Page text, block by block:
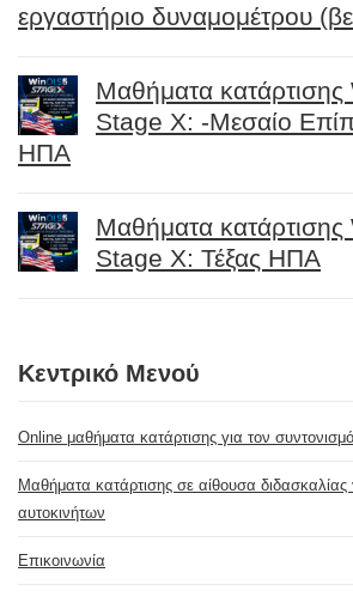
εργαστήριο δυναμομέτρου
Μαθήματα
Stage X: -Μεσαίο
ΗΠΑ
Μαθήματα
Stage X: Τέξας ΗΠΑ
Κεντρικό Μενού
Online μαθήματα κατάρτισης για τον
Μαθήματα κατάρτισης σε αίθουσα διδασκαλίας
αυτοκινήτων
Επικοινωνία